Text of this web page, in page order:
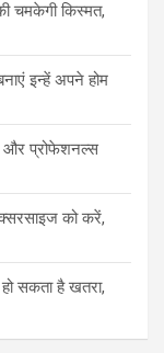
चमकेगी किस्मत,
इन्‍हें अपने होम
और प्रोफेशनल्स
को करें,
हो सकता है खतरा,